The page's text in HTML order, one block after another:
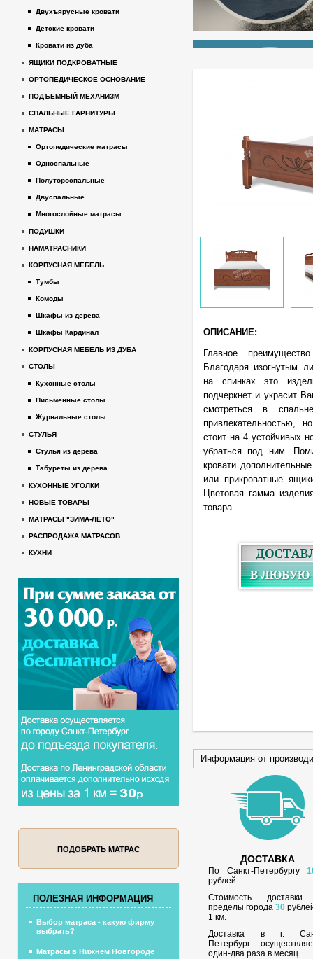
ОПИСАНИЕ:
Главное
Благодаря изогнутым
на спинках это
подчеркнет и украсит
смотреться в
привлекательностью,
стоит на 4 устойчивых
убраться под ним.
кровати
или прикроватные
Цветовая гамма
товара.
Информация от
ДОСТАВКА
По Санкт-Петербургу
рублей.
Стоимость
пределы города30
1 км.
Доставка в г.
Петербург
один-два раза в месяц.
Двухъярусные кровати
Детские кровати
Кровати из дуба
ЯЩИКИ ПОДКРОВАТНЫЕ
ОРТОПЕДИЧЕСКОЕ ОСНОВАНИЕ
ПОДЪЕМНЫЙ МЕХАНИЗМ
СПАЛЬНЫЕ ГАРНИТУРЫ
МАТРАСЫ
Ортопедические матрасы
Односпальные
Полутороспальные
Двуспальные
Многослойные матрасы
ПОДУШКИ
НАМАТРАСНИКИ
КОРПУСНАЯ МЕБЕЛЬ
Тумбы
Комоды
Шкафы из дерева
Шкафы Кардинал
КОРПУСНАЯ МЕБЕЛЬ ИЗ ДУБА
СТОЛЫ
Кухонные столы
Письменные столы
Журнальные столы
СТУЛЬЯ
Стулья из дерева
Табуреты из дерева
КУХОННЫЕ УГОЛКИ
НОВЫЕ ТОВАРЫ
МАТРАСЫ "ЗИМА-ЛЕТО"
РАСПРОДАЖА МАТРАСОВ
КУХНИ
ПОДОБРАТЬ МАТРАС
ПОЛЕЗНАЯ ИНФОРМАЦИЯ
Выбор матраса - какую фирму
выбрать?
Матрасы в Нижнем Новгороде